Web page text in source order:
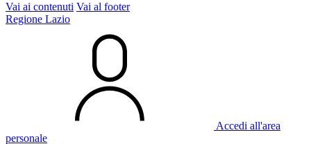
Vai ai contenuti Vai al footer
Regione Lazio
Accedi all'area
personale